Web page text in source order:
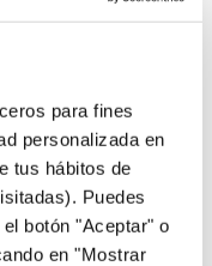
para fines
personalizada en
tus hábitos de
Puedes
botón "Aceptar" o
en "Mostrar